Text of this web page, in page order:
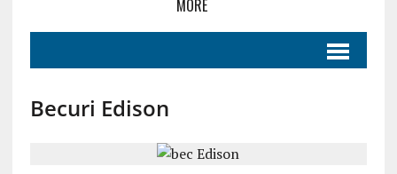
MORE
Becuri Edison